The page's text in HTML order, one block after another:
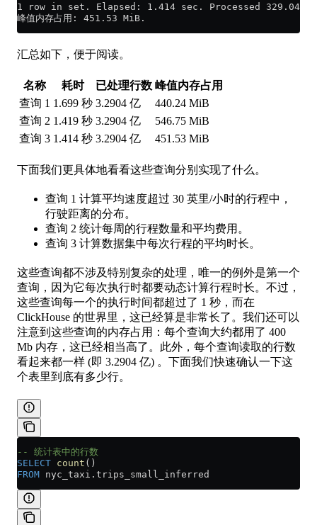
1 row in set. Elapsed: 1.414 sec. Processed 329.04
峰值内存占用: 451.53 MiB.
汇总如下，便于阅读。
名称 耗时 已处理行数 峰值内存占用
查询 1 1.699 秒 3.2904 亿
440.24 MiB
查询 2 1.419 秒 3.2904 亿
546.75 MiB
查询 3 1.414 秒 3.2904 亿 451.53 MiB
下面我们更具体地看看这些查询分别实现了什么。
查询 1 计算平均速度超过 30 英里/小时的行程中，
行驶距离的分布。
查询 2 统计每周的行程数量和平均费用。
查询 3 计算数据集中每次行程的平均时长。
这些查询都不涉及特别复杂的处理，唯一的例外是第一个
查询，因为它每次执行时都要动态计算行程时长。不过，
这些查询每一个的执行时间都超过了 1 秒，而在
ClickHouse 的世界里，这已经算是非常长了。我们还可以
注意到这些查询的内存占用：每个查询大约都用了 400
Mb 内存，这已经相当高了。此外，每个查询读取的行数
看起来都一样 (即 3.2904 亿) 。下面我们快速确认一下这
个表里到底有多少行。
-- 统计表中的行数
SELECT count ()
FROM nyc_taxi . trips_small_inferred